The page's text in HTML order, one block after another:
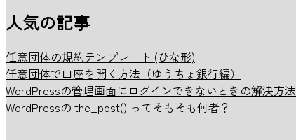
人気の記事
任意団体の規約テンプレート (ひな形)
任意団体で口座を開く方法（ゆうちょ銀行編）
WordPressの管理画面にログインできないときの解決方法
WordPressの the_post() ってそもそも何者？